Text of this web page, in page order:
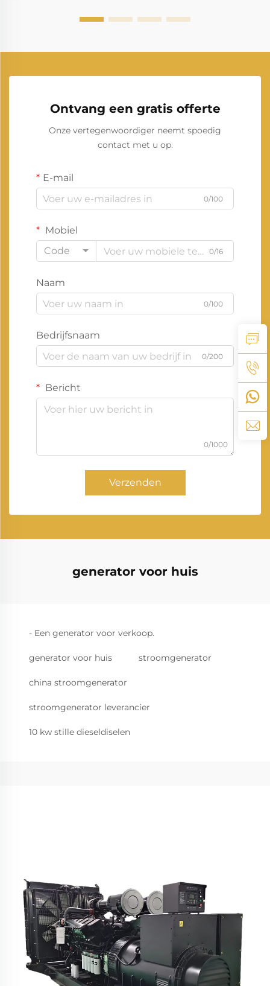
Ontvang een gratis offerte
Onze vertegenwoordiger neemt spoedig
contact met u op.
E-mail
0/100
Mobiel
Code
0/16
Naam
0/100
Bedrijfsnaam
0/200
Bericht
0/1000
Verzenden
generator voor huis
- Een generator voor verkoop.
generator voor huis stroomgenerator
china stroomgenerator
stroomgenerator leverancier
10 kw stille dieseldiselen